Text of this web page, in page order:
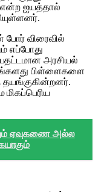
என்ற ஐயத்தால்
விரைவில்
எப்போது
அரசியல்
பிள்ளைகளை
தயங்குகின்றனர்.
ஏவுகணை அல்ல